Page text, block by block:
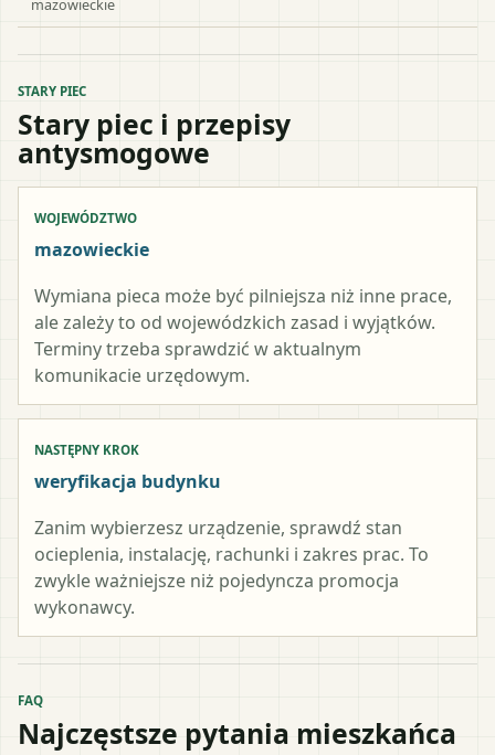
STARY PIEC
Stary piec i przepisy
antysmogowe
WOJEWÓDZTWO
mazowieckie
Wymiana pieca może być pilniejsza niż inne prace,
ale zależy to od wojewódzkich zasad i wyjątków.
Terminy trzeba sprawdzić w aktualnym
komunikacie urzędowym.
NASTĘPNY KROK
weryfikacja budynku
Zanim wybierzesz urządzenie, sprawdź stan
ocieplenia, instalację, rachunki i zakres prac. To
zwykle ważniejsze niż pojedyncza promocja
wykonawcy.
FAQ
Najczęstsze pytania mieszkańca